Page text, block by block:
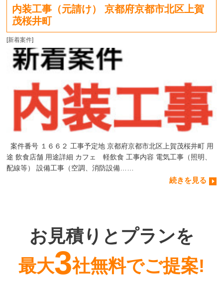
内装工事（元請け） 京都府京都市北区上賀
茂桜井町
[新着案件]
案件番号 １６６２ 工事予定地 京都府京都市北区上賀茂桜井町 用
途 飲食店舗 用途詳細 カフェ 軽飲食 工事内容 電気工事（照明、
配線等） 設備工事（空調、消防設備……
続きを見る
お見積りとプランを
最大3社無料でご提案!